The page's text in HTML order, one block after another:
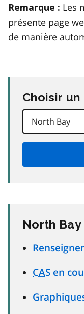
Remarque : Les
présente page
de manière
Choisir un
North Bay
CAS en